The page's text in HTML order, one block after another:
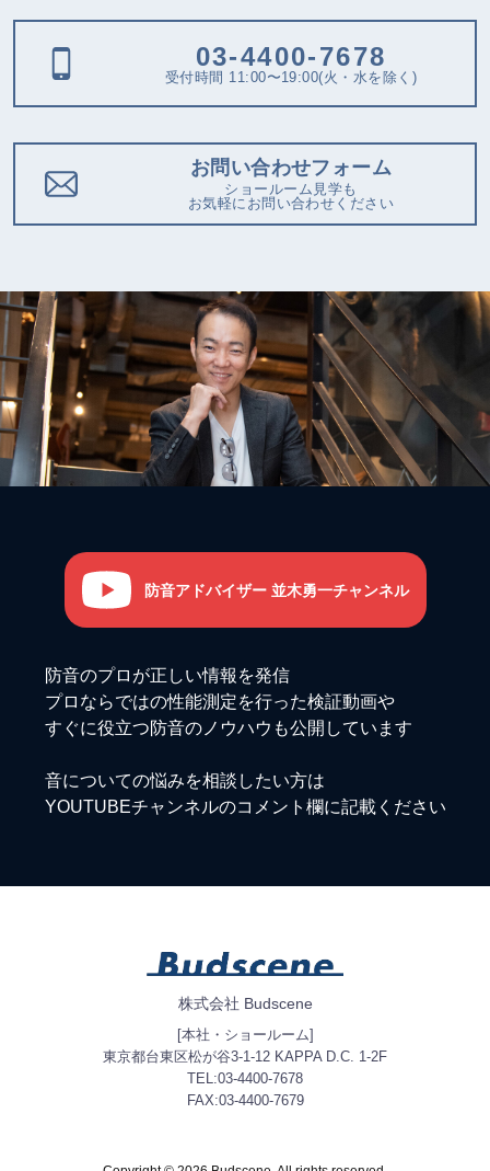
03-4400-7678
受付時間 11:00〜19:00(火・水を除く)
お問い合わせフォーム
ショールーム見学も
お気軽にお問い合わせください
防音アドバイザー 並木勇一チャンネル
防音のプロが正しい情報を発信
プロならではの性能測定を行った検証動画や
すぐに役立つ防音のノウハウも公開しています
音についての悩みを相談したい方は
YOUTUBEチャンネルのコメント欄に記載ください
株式会社 Budscene
[本社・ショールーム]
東京都台東区松が谷3-1-12 KAPPA D.C. 1-2F
TEL:03-4400-7678
FAX:03-4400-7679